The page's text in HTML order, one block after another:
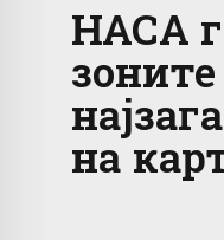
НАСА
зоните
на